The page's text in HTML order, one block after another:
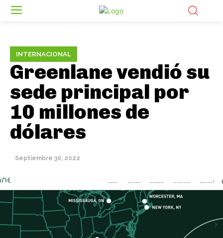
INTERNACIONAL
Greenlane vendió su
sede principal por
10 millones de
dólares
Septiembre 30, 2022